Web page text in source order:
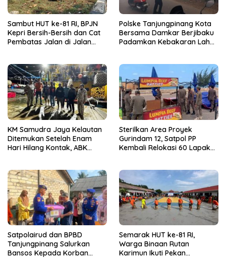
Sambut HUT ke-81 RI, BPJN
Kepri Bersih-Bersih dan Cat
Pembatas Jalan di Jalan
Polske Tanjungpinang Kota
Bersama Damkar Berjibaku
Padamkan Kebakaran Lahan
KM Samudra Jaya Kelautan
Ditemukan Setelah Enam
Hari Hilang Kontak, ABK
Sterilkan Area Proyek
Gurindam 12, Satpol PP
Kembali Relokasi 60 Lapak
Satpolairud dan BPBD
Tanjungpinang Salurkan
Bansos Kepada Korban
Semarak HUT ke-81 RI,
Warga Binaan Rutan
Karimun Ikuti Pekan